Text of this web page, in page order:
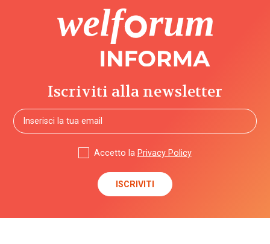
Iscriviti alla newsletter
Accetto la Privacy Policy